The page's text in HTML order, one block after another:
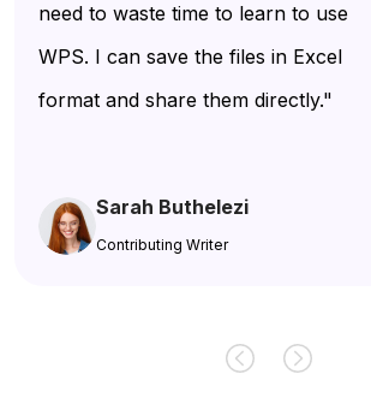
need to waste time to learn to use
WPS. I can save the files in Excel
format and share them directly."
Sarah Buthelezi
Contributing Writer